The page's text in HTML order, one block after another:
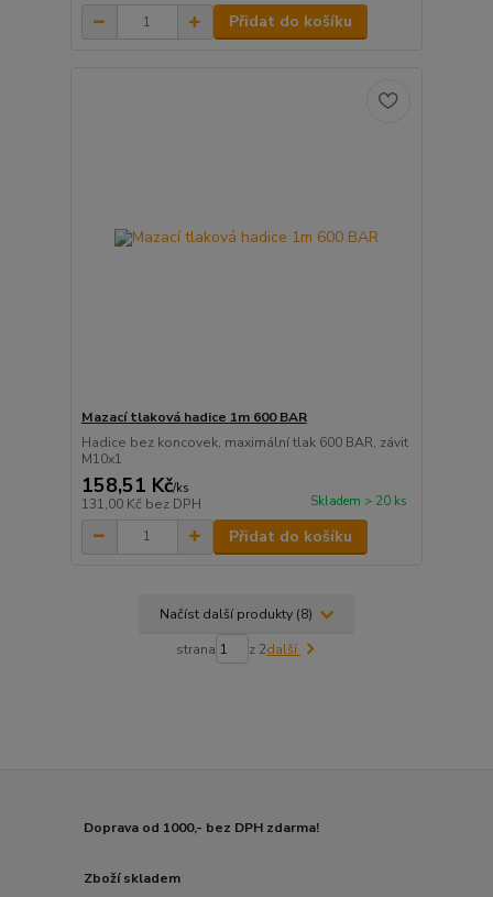
Přidat do košíku
Mazací tlaková hadice 1m 600 BAR
Hadice bez koncovek, maximální tlak 600 BAR, závit
M10x1
158,51 Kč/ks
131,00 Kč bez DPH Skladem > 20 ks
Přidat do košíku
Načíst další produkty (8)
strana z 2další
Doprava od 1000,- bez DPH zdarma!
Zboží skladem